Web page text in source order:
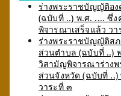
ร่างพระราชบัญญัติอง
(ฉบับที่ ..) พ.ศ. .... ซึ่
พิจารณาเสร็จแล้ว วา
ร่างพระราชบัญญัติส
ส่วนตำบล (ฉบับที่ ..)
วิสามัญพิจารณาร่าง
ส่วนจังหวัด (ฉบับที่
วาระที่ ๓